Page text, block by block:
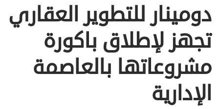
دومينار للتطوير العقاري
تجهز لإطلاق باكورة
مشروعاتها بالعاصمة
الإدارية